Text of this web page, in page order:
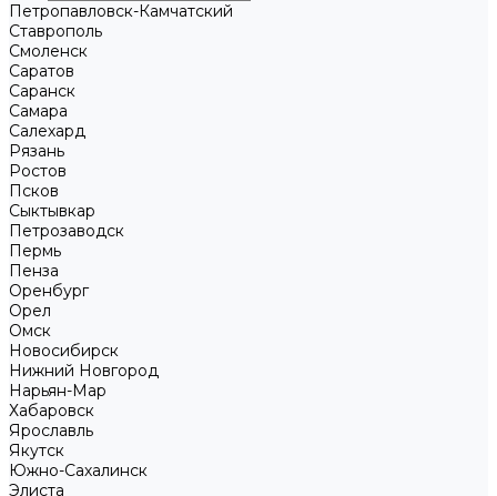
Петропавловск-Камчатский
Ставрополь
Смоленск
Саратов
Саранск
Самара
Салехард
Рязань
Ростов
Псков
Сыктывкар
Петрозаводск
Пермь
Пенза
Оренбург
Орел
Омск
Новосибирск
Нижний Новгород
Нарьян-Мар
Хабаровск
Ярославль
Якутск
Южно-Сахалинск
Элиста